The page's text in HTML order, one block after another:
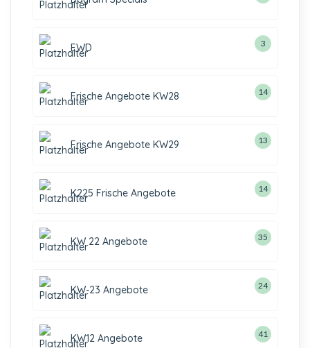
EWD 3
Frische Angebote KW28 14
Frische Angebote KW29 13
K225 Frische Angebote 14
KW 22 Angebote 35
KW-23 Angebote 24
KW12 Angebote 41